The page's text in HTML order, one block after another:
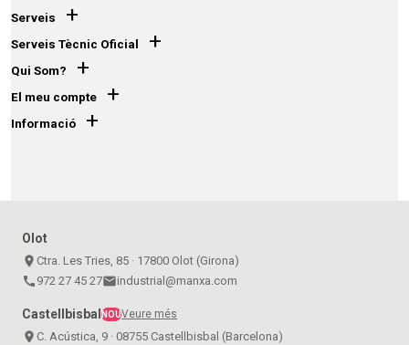
Serveis +
Serveis Tècnic Oficial +
Qui Som? +
El meu compte +
Informació +
Olot
place Ctra. Les Tries, 85 · 17800 Olot (Girona)
call 972 27 45 27emailindustrial@manxa.com
CastellbisbalNOUVeure més
place C. Acústica, 9 · 08755 Castellbisbal (Barcelona)